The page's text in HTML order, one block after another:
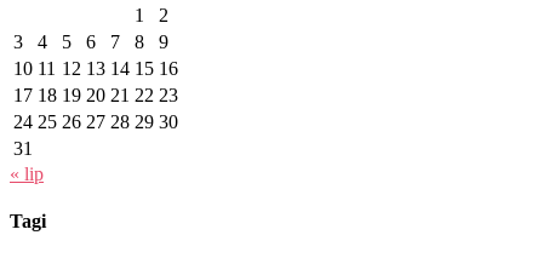
1
2
3
4 5 6 7 8
9
10 11 12 13 14 15 16
17 18 19 20 21 22 23
24 25 26 27 28 29 30
31
« lip
Tagi